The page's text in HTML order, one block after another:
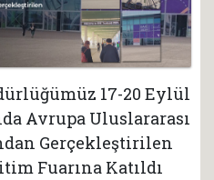
17-20 Eylül
Avrupa Uluslararası
Gerçekleştirilen
Fuarına Katıldı